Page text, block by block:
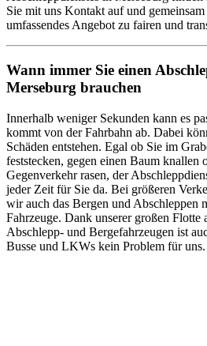
Sie mit uns Kontakt auf und
umfassendes Angebot zu fairen und
Wann immer Sie einen
Merseburg brauchen
Innerhalb weniger Sekunden kann es
kommt von der Fahrbahn ab. Dabei
Schäden entstehen. Egal ob Sie im
feststecken, gegen einen Baum knallen
Gegenverkehr rasen, der
jeder Zeit für Sie da. Bei größeren
wir auch das Bergen und Abschleppen
Fahrzeuge. Dank unserer großen Flotte
Abschlepp- und Bergefahrzeugen ist
Busse und LKWs kein Problem für uns.